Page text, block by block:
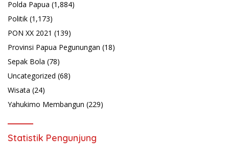
Polda Papua (1,884)
Politik (1,173)
PON XX 2021 (139)
Provinsi Papua Pegunungan (18)
Sepak Bola (78)
Uncategorized (68)
Wisata (24)
Yahukimo Membangun (229)
Statistik Pengunjung